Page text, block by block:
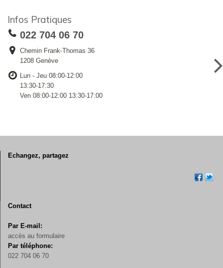
Infos Pratiques
022 704 06 70
Chemin Frank-Thomas 36
1208 Genève
Lun - Jeu 08:00-12:00
13:30-17:30
Ven 08:00-12:00 13:30-17:00
Echangez, partagez
Contact
Par E-mail:
accès au formulaire
Par téléphone:
022 704 06 70